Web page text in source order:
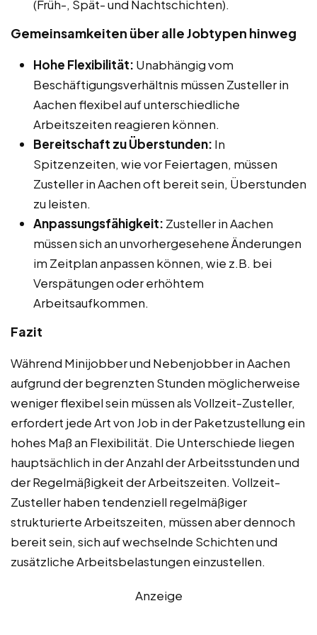
(Früh-, Spät- und Nachtschichten).
Gemeinsamkeiten über alle Jobtypen hinweg
Hohe Flexibilität: Unabhängig vom
Beschäftigungsverhältnis müssen Zusteller in
Aachen flexibel auf unterschiedliche
Arbeitszeiten reagieren können.
Bereitschaft zu Überstunden: In
Spitzenzeiten, wie vor Feiertagen, müssen
Zusteller in Aachen oft bereit sein, Überstunden
zu leisten.
Anpassungsfähigkeit: Zusteller in Aachen
müssen sich an unvorhergesehene Änderungen
im Zeitplan anpassen können, wie z.B. bei
Verspätungen oder erhöhtem
Arbeitsaufkommen.
Fazit
Während Minijobber und Nebenjobber in Aachen
aufgrund der begrenzten Stunden möglicherweise
weniger flexibel sein müssen als Vollzeit-Zusteller,
erfordert jede Art von Job in der Paketzustellung ein
hohes Maß an Flexibilität. Die Unterschiede liegen
hauptsächlich in der Anzahl der Arbeitsstunden und
der Regelmäßigkeit der Arbeitszeiten. Vollzeit-
Zusteller haben tendenziell regelmäßiger
strukturierte Arbeitszeiten, müssen aber dennoch
bereit sein, sich auf wechselnde Schichten und
zusätzliche Arbeitsbelastungen einzustellen.
Anzeige